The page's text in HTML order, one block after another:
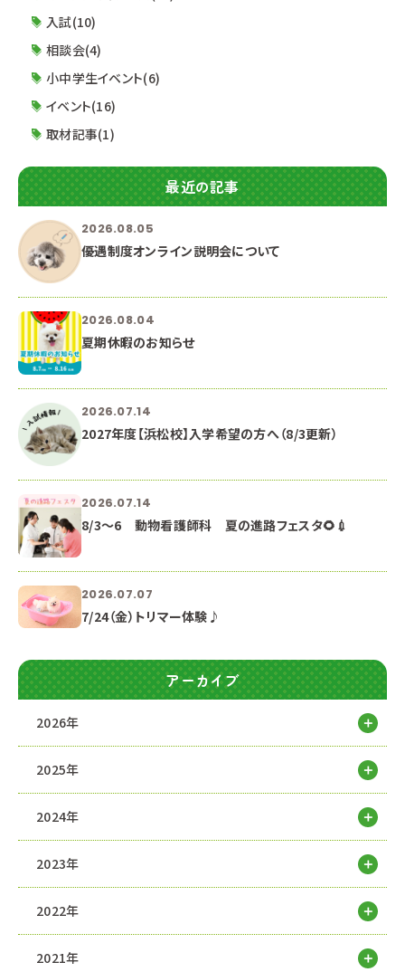
入試(10)
相談会(4)
小中学生イベント(6)
イベント(16)
取材記事(1)
最近の記事
2026.08.05
優遇制度オンライン説明会について
2026.08.04
夏期休暇のお知らせ
2026.07.14
2027年度【浜松校】入学希望の方へ（8/3更新）
2026.07.14
8/3～6 動物看護師科 夏の進路フェスタ🌻💉
2026.07.07
7/24（金）トリマー体験♪
アーカイブ
2026年
2025年
2024年
2023年
2022年
2021年